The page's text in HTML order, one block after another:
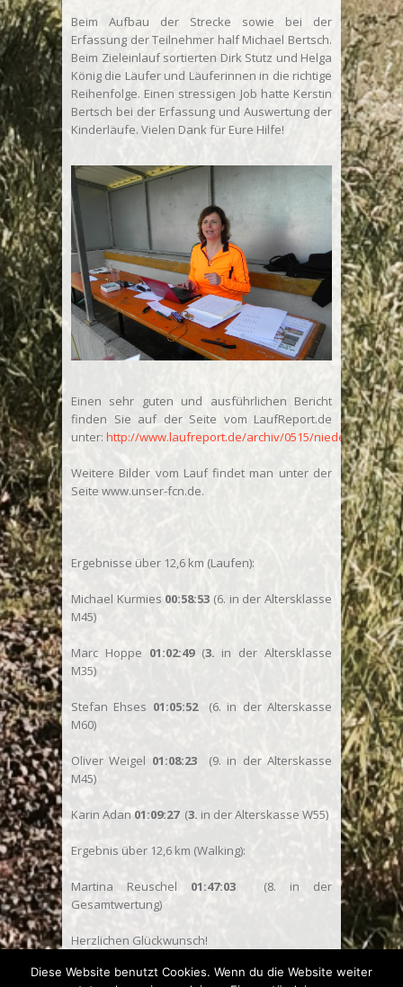
Beim Aufbau der Strecke sowie bei der
Erfassung der Teilnehmer half Michael Bertsch.
Beim Zieleinlauf sortierten Dirk Stutz und Helga
König die Läufer und Läuferinnen in die richtige
Reihenfolge. Einen stressigen Job hatte Kerstin
Bertsch bei der Erfassung und Auswertung der
Kinderläufe. Vielen Dank für Eure Hilfe!
Einen sehr guten und ausführlichen Bericht
finden Sie auf der Seite vom LaufReport.de
unter: http://www.laufreport.de/archiv/0515/
Weitere Bilder vom Lauf findet man unter der
Seite www.unser-fcn.de.
Ergebnisse über 12,6 km (Laufen):
Michael Kurmies 00:58:53 (6. in der Altersklasse
M45)
Marc Hoppe 01:02:49 (3. in der Altersklasse
M35)
Stefan Ehses 01:05:52(6. in der Alterskasse
M60)
Oliver Weigel 01:08:23(9. in der Alterskasse
M45)
Karin Adan 01:09:27(3. in der Alterskasse W55)
Ergebnis über 12,6 km (Walking):
Martina Reuschel 01:47:03 (8. in der
Gesamtwertung)
Herzlichen Glückwunsch!
Diese Website benutzt Cookies. Wenn du die Website weiter